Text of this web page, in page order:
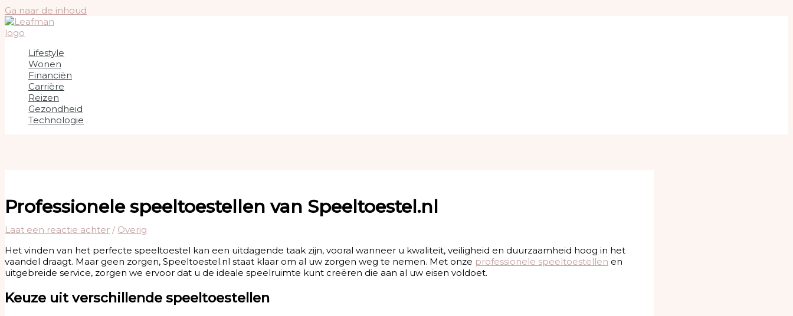
Ga naar de inhoud
Lifestyle
Wonen
Financiën
Carrière
Reizen
Gezondheid
Technologie
Professionele speeltoestellen van Speeltoestel.nl
Laat een reactie achter / Overig
Het vinden van het perfecte speeltoestel kan een uitdagende taak zijn, vooral wanneer u kwaliteit, veiligheid en duurzaamheid hoog in het
vaandel draagt. Maar geen zorgen, Speeltoestel.nl staat klaar om al uw zorgen weg te nemen. Met onze professionele speeltoestellen en
uitgebreide service, zorgen we ervoor dat u de ideale speelruimte kunt creëren die aan al uw eisen voldoet.
Keuze uit verschillende speeltoestellen